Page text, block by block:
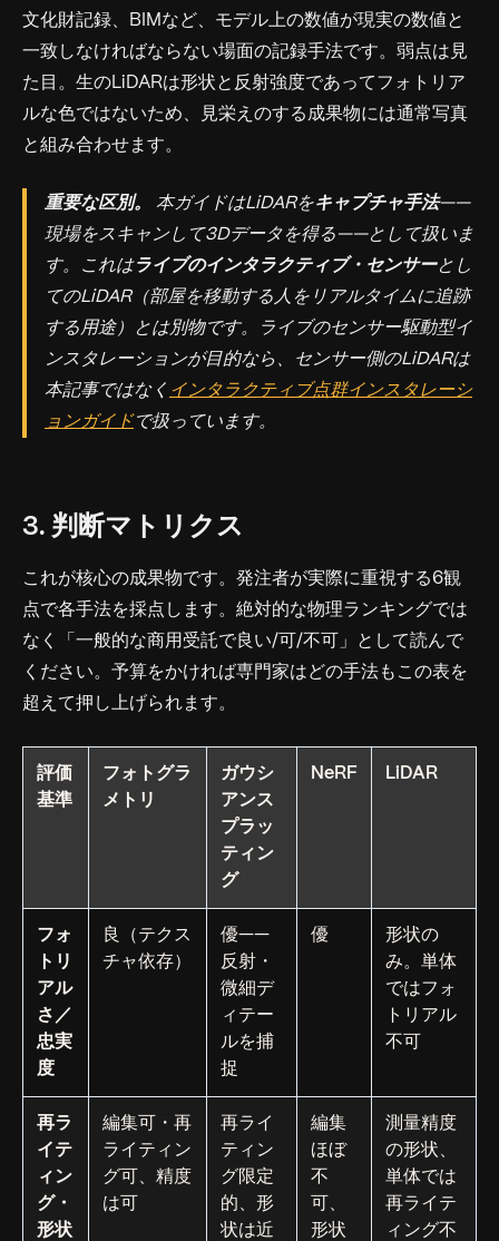
文化財記録、BIMなど、モデル上の数値が現実の数値と
一致しなければならない場面の記録手法です。弱点は見
た目。生のLiDARは形状と反射強度であってフォトリア
ルな色ではないため、見栄えのする成果物には通常写真
と組み合わせます。
重要な区別。 本ガイドはLiDARをキャプチャ手法——
現場をスキャンして3Dデータを得る——として扱いま
す。これはライブのインタラクティブ・センサーとし
てのLiDAR（部屋を移動する人をリアルタイムに追跡
する用途）とは別物です。ライブのセンサー駆動型イ
ンスタレーションが目的なら、センサー側のLiDARは
本記事ではなく インタラクティブ点群インスタレーシ
ョンガイド で扱っています。
3. 判断マトリクス
これが核心の成果物です。発注者が実際に重視する6観
点で各手法を採点します。絶対的な物理ランキングでは
なく「一般的な商用受託で良い/可/不可」として読んで
ください。予算をかければ専門家はどの手法もこの表を
超えて押し上げられます。
評価
基準
フォトグラ
メトリ
ガウシ
アンス
プラッ
ティン
グ
NeRF LiDAR
フォ
トリ
アル
さ／
忠実
度
良（テクス
チャ依存）
優——
反射・
微細デ
ィテー
ルを捕
捉
優
形状の
み。単体
ではフォ
トリアル
不可
再ラ
イテ
ィン
グ・
形状
編集可・再
ライティン
グ可、精度
は可
再ライ
ティン
グ限定
的、形
状は近
編集
ほぼ
不
可、
形状
測量精度
の形状、
単体では
再ライテ
ィング不